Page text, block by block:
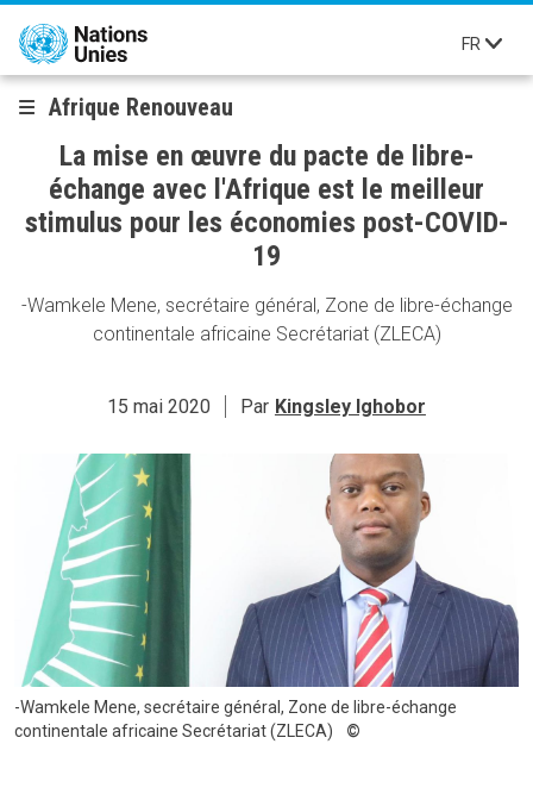
Aller au contenu principal
FR
Afrique Renouveau
La mise en œuvre du pacte de libre-
échange avec l'Afrique est le meilleur
stimulus pour les économies post-COVID-
19
-Wamkele Mene, secrétaire général, Zone de libre-échange
continentale africaine Secrétariat (ZLECA)
15 mai 2020 Par Kingsley Ighobor
-Wamkele Mene, secrétaire général, Zone de libre-échange
continentale africaine Secrétariat (ZLECA)